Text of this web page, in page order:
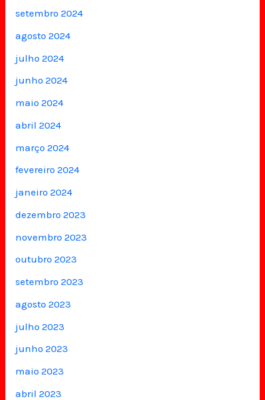
setembro 2024
agosto 2024
julho 2024
junho 2024
maio 2024
abril 2024
março 2024
fevereiro 2024
janeiro 2024
dezembro 2023
novembro 2023
outubro 2023
setembro 2023
agosto 2023
julho 2023
junho 2023
maio 2023
abril 2023